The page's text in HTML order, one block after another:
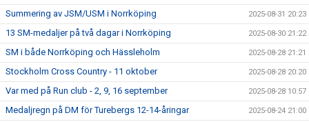
Summering av JSM/USM i Norrköping 2025-08-31 20:23
13 SM-medaljer på två dagar i Norrköping 2025-08-30 21:22
SM i både Norrköping och Hässleholm 2025-08-28 21:21
Stockholm Cross Country - 11 oktober 2025-08-28 20:20
Var med på Run club - 2, 9, 16 september 2025-08-28 10:57
Medaljregn på DM för Turebergs 12-14-åringar 2025-08-24 21:00